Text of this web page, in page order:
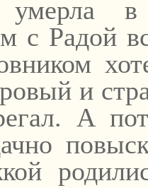
в
с Радой
и
А